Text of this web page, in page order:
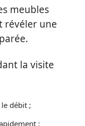
meubles
révéler une
la visite
débit ;
;